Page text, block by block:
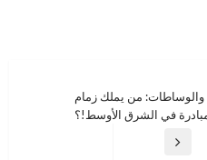
والوساطات: من يملك زمام
في الشرق الأوسط!؟